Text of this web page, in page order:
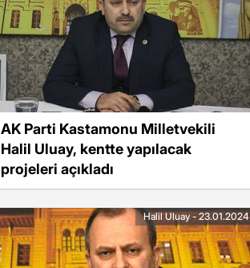
AK Parti Kastamonu Milletvekili
Halil Uluay, kentte yapılacak
projeleri açıkladı
Halil Uluay - 23.01.2024